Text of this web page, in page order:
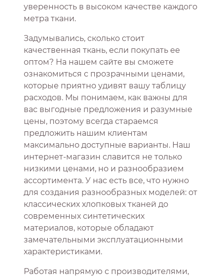
уверенность в высоком качестве каждого
метра ткани.
Задумывались, сколько стоит
качественная ткань, если покупать ее
оптом? На нашем сайте вы сможете
ознакомиться с прозрачными ценами,
которые приятно удивят вашу таблицу
расходов. Мы понимаем, как важны для
вас выгодные предложения и разумные
цены, поэтому всегда стараемся
предложить нашим клиентам
максимально доступные варианты. Наш
интернет-магазин славится не только
низкими ценами, но и разнообразием
ассортимента. У нас есть все, что нужно
для создания разнообразных моделей: от
классических хлопковых тканей до
современных синтетических
материалов, которые обладают
замечательными эксплуатационными
характеристиками.
Работая напрямую с производителями,